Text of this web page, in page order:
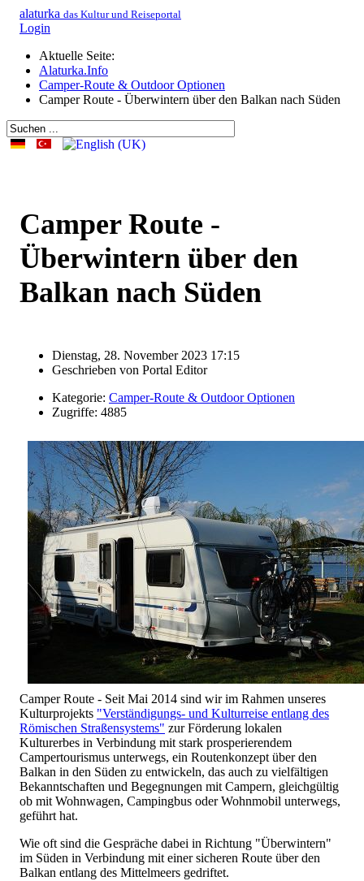
alaturka das Kultur und Reiseportal
Login
Aktuelle Seite:
Alaturka.Info
Camper-Route & Outdoor Optionen
Camper Route - Überwintern über den Balkan nach Süden
Camper Route -
Überwintern über den
Balkan nach Süden
Dienstag, 28. November 2023 17:15
Geschrieben von Portal Editor
Kategorie: Camper-Route & Outdoor Optionen
Zugriffe: 4885
Camper Route - Seit Mai 2014 sind wir im Rahmen unseres
Kulturprojekts "Verständigungs- und Kulturreise entlang des
Römischen Straßensystems" zur Förderung lokalen
Kulturerbes in Verbindung mit stark prosperierendem
Campertourismus unterwegs, ein Routenkonzept über den
Balkan in den Süden zu entwickeln, das auch zu vielfältigen
Bekanntschaften und Begegnungen mit Campern, gleichgültig
ob mit Wohnwagen, Campingbus oder Wohnmobil unterwegs,
geführt hat.
Wie oft sind die Gespräche dabei in Richtung "Überwintern"
im Süden in Verbindung mit einer sicheren Route über den
Balkan entlang des Mittelmeers gedriftet.